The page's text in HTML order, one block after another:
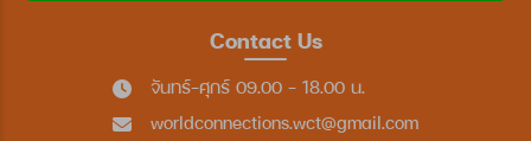
Contact Us
จันทร์-ศุกร์ 09.00 - 18.00 น.
worldconnections.wct@gmail.com